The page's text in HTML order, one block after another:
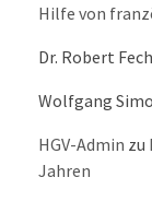
Hilfe von
Dr. Robert
Wolfgang
HGV-Admin zu
Jahren